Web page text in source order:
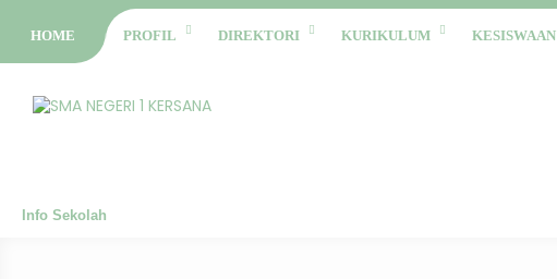
HOME PROFIL DIREKTORI KURIKULUM KESISWAAN
Info Sekolah